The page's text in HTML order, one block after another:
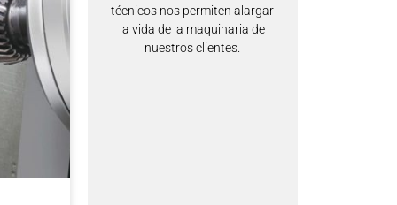
técnicos nos permiten alargar
la vida de la maquinaria de
nuestros clientes.